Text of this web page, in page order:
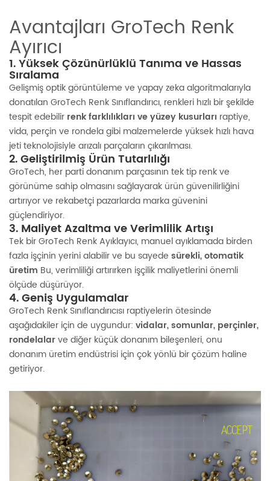
Avantajları GroTech Renk
Ayırıcı
1. Yüksek Çözünürlüklü Tanıma ve Hassas
Sıralama
Gelişmiş optik görüntüleme ve yapay zeka algoritmalarıyla
donatılan GroTech Renk Sınıflandırıcı, renkleri hızlı bir şekilde
tespit edebilir renk farklılıkları ve yüzey kusurları raptiye,
vida, perçin ve rondela gibi malzemelerde yüksek hızlı hava
jeti teknolojisiyle arızalı parçaların çıkarılması.
2. Geliştirilmiş Ürün Tutarlılığı
GroTech, her parti donanım parçasının tek tip renk ve
görünüme sahip olmasını sağlayarak ürün güvenilirliğini
artırıyor ve rekabetçi pazarlarda marka güvenini
güçlendiriyor.
3. Maliyet Azaltma ve Verimlilik Artışı
Tek bir GroTech Renk Ayıklayıcı, manuel ayıklamada birden
fazla işçinin yerini alabilir ve bu sayede sürekli, otomatik
üretim Bu, verimliliği artırırken işçilik maliyetlerini önemli
ölçüde düşürüyor.
4. Geniş Uygulamalar
GroTech Renk Sınıflandırıcısı raptiyelerin ötesinde
aşağıdakiler için de uygundur: vidalar, somunlar, perçinler,
rondelalarve diğer küçük donanım bileşenleri, onu
donanım üretim endüstrisi için çok yönlü bir çözüm haline
getiriyor.